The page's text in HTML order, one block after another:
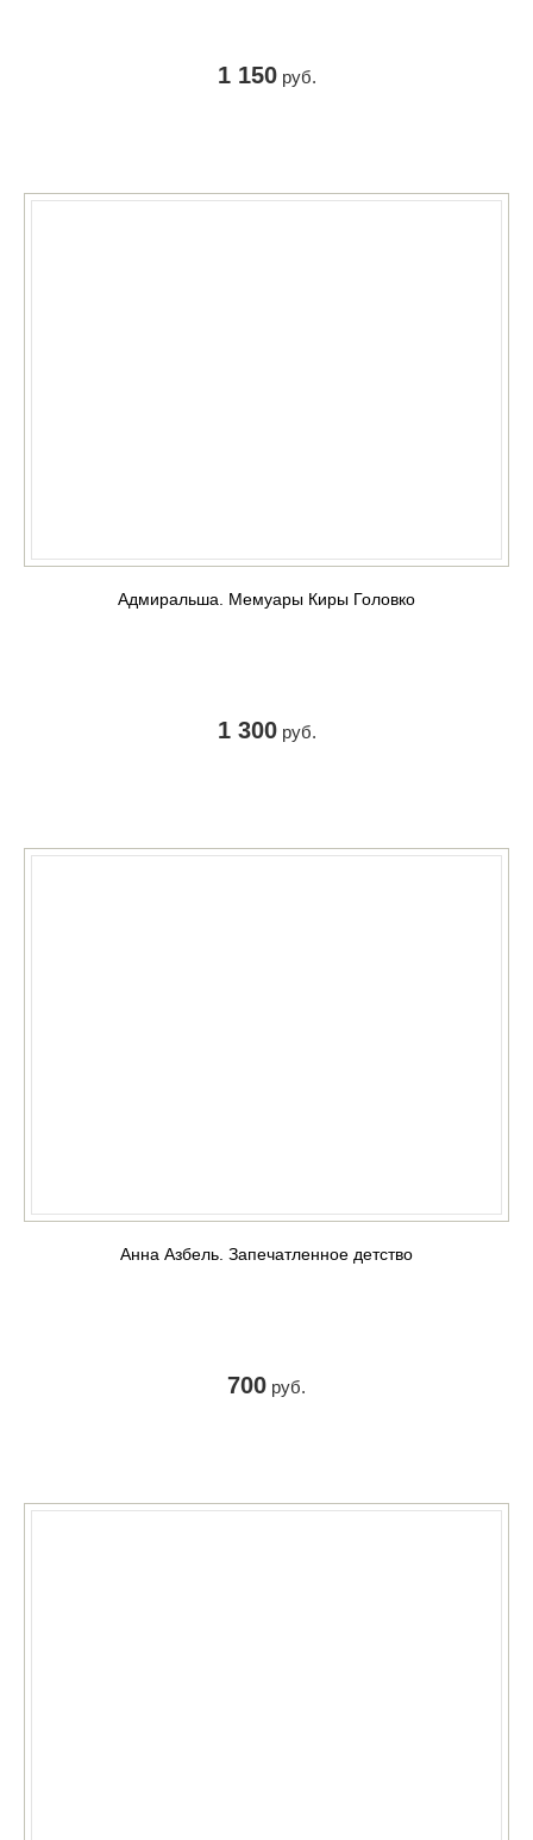
1 150руб.
Адмиральша. Мемуары Киры Головко
1 300руб.
Анна Азбель. Запечатленное детство
700 руб.